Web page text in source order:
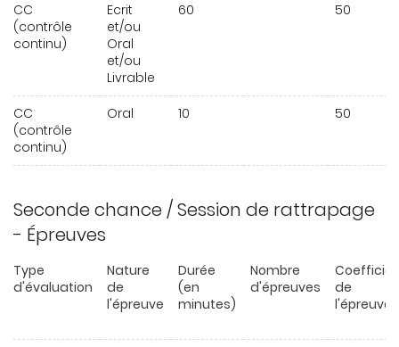
CC
(contrôle
continu)
Ecrit
et/ou
Oral
et/ou
Livrable
60 50
CC
(contrôle
continu)
Oral 10 50
Seconde chance / Session de rattrapage
- Épreuves
Type
d'évaluation
Nature
de
l'épreuve
Durée
(en
minutes)
Nombre
d'épreuves
de
l'épreuve